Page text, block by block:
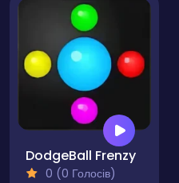
DodgeBall Frenzy
0 (0 Голосів)